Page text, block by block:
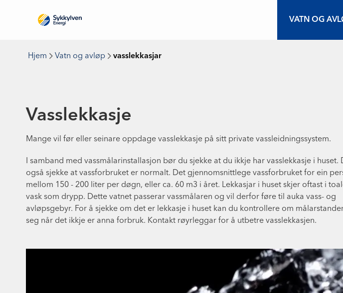
VATN OG
Hjem Vatn og avløp vasslekkasjar
Vasslekkasje
Mange vil før eller seinare oppdage vasslekkasje på sitt private vassleidningssystem.
I samband med vassmålarinstallasjon bør du sjekke at du ikkje har vasslekkasje i huset.
også sjekke at vassforbruket er normalt. Det gjennomsnittlege vassforbruket for ein
mellom 150 - 200 liter per døgn, eller ca. 60 m3 i året. Lekkasjar i huset skjer oftast i
vask som drypp. Dette vatnet passerar vassmålaren og vil derfor føre til auka vass- og
avløpsgebyr. For å sjekke om det er lekkasje i huset kan du kontrollere om
seg når det ikkje er anna forbruk. Kontakt røyrleggar for å utbetre vasslekkasjen.